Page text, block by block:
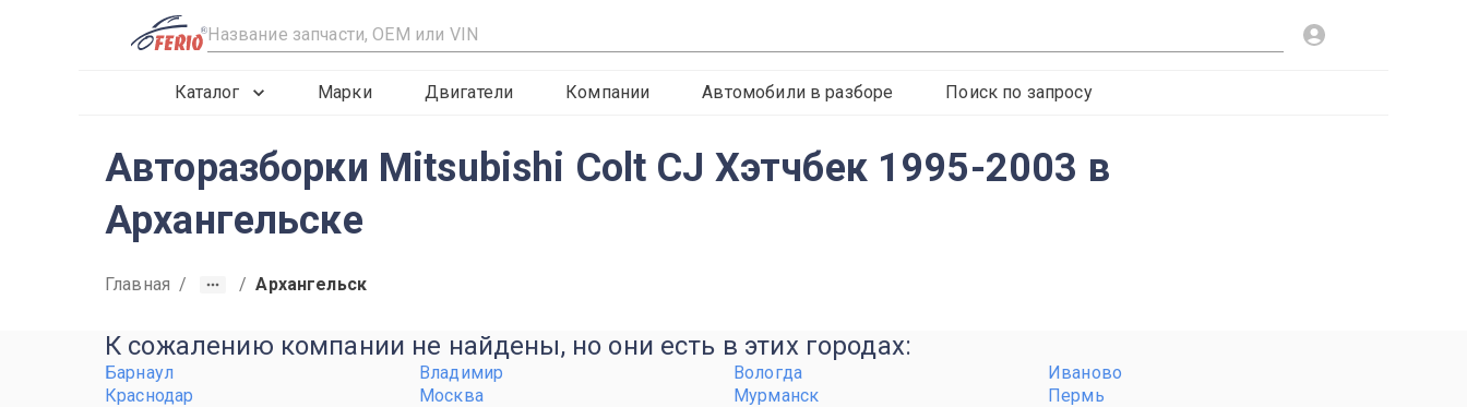
R
Каталог Марки Двигатели Компании Автомобили в разборе Поиск по запросу
Авторазборки Mitsubishi Colt CJ Хэтчбек 1995-2003 в
Архангельске
Главная / / Архангельск
К сожалению компании не найдены, но они есть в этих городах:
Барнаул Владимир Вологда
Иваново
Краснодар
Москва Мурманск
Пермь